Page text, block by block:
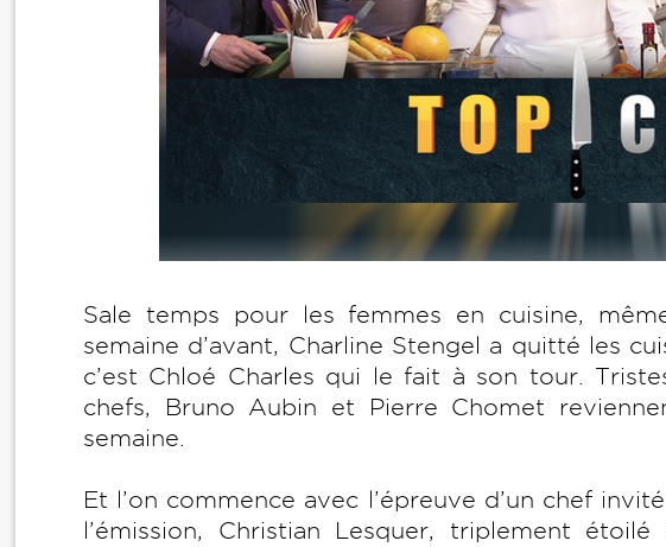
Sale temps pour les femmes en cuisine,
semaine d’avant, Charline Stengel a quitté les
c’est Chloé Charles qui le fait à son tour.
chefs, Bruno Aubin et Pierre Chomet
semaine.
Et l’on commence avec l’épreuve d’un chef
l’émission, Christian Lesquer, triplement